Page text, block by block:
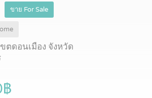
ขาย For Sale
ตดอนเมือง จังหวัด